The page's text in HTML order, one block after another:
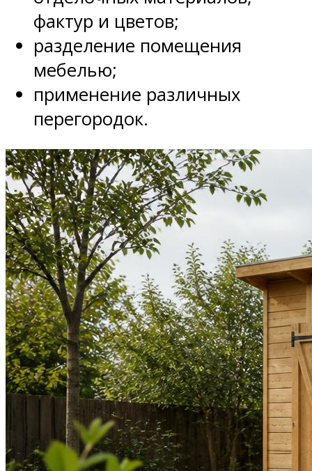
фактур и цветов;
разделение помещения
мебелью;
применение различных
перегородок.